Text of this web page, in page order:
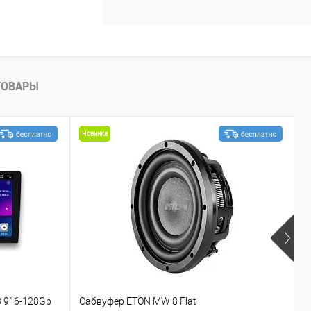
9" 6-128Gb
Новинка
Сабвуфер ETON MW 8 Flat